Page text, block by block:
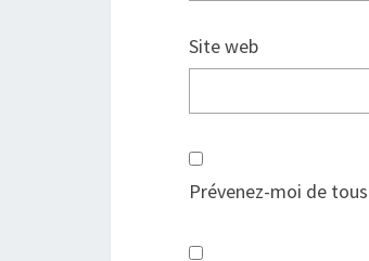
Site web
Prévenez-moi de